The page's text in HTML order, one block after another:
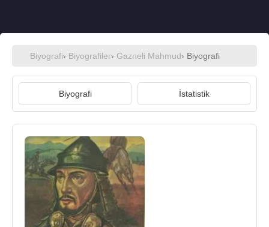
Biyografi› Biyografiler› Gazneli Mahmud› Biyografi
Biyografi İstatistik